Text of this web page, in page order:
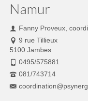
Namur
Fanny Proveux,
9 rue Tillieux
5100 Jambes
0495/575881
081/743714